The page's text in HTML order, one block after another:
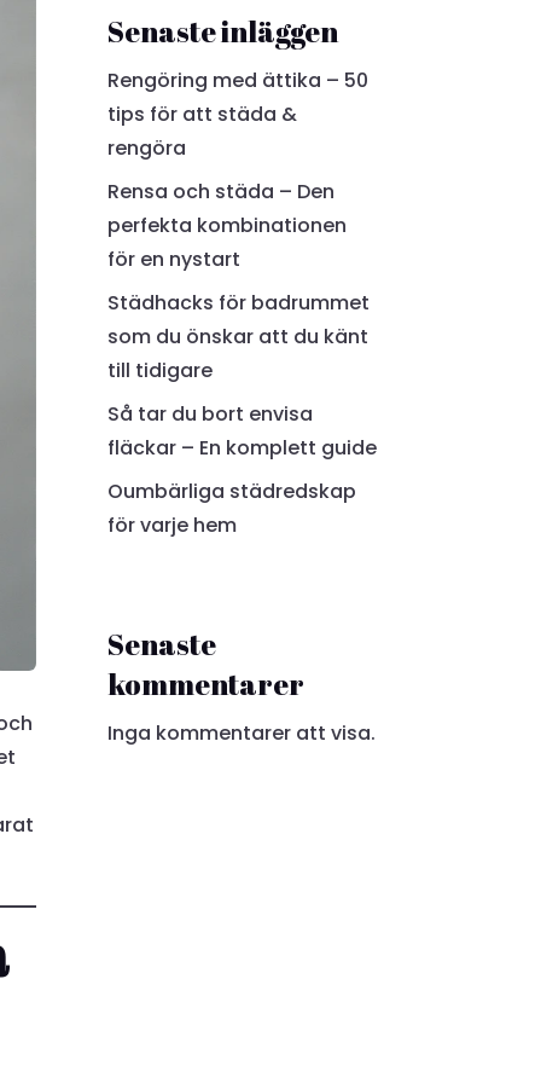
Senaste inläggen
Rengöring med ättika – 50
tips för att städa &
rengöra
Rensa och städa – Den
perfekta kombinationen
för en nystart
Städhacks för badrummet
som du önskar att du känt
till tidigare
Så tar du bort envisa
fläckar – En komplett guide
Oumbärliga städredskap
för varje hem
Senaste
kommentarer
Inga kommentarer att visa.